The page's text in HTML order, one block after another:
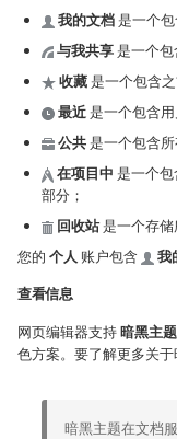
我的文档是一个
与我共享是一个包
收藏是一个包含
最近是一个包含
公共是一个包含
在项目中 是一个
部分；
回收站是一个存储
您的 个人 账户包含 我
查看信息
网页编辑器支持暗黑主题
色方案。要了解更多关
暗黑主题在文档